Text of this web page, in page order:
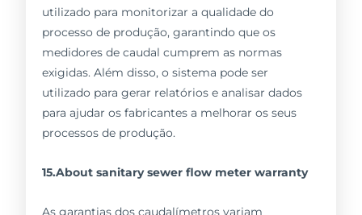
utilizado para monitorizar a qualidade do
processo de produção, garantindo que os
medidores de caudal cumprem as normas
exigidas. Além disso, o sistema pode ser
utilizado para gerar relatórios e analisar dados
para ajudar os fabricantes a melhorar os seus
processos de produção.
15.About sanitary sewer flow meter warranty
As garantias dos caudalímetros variam